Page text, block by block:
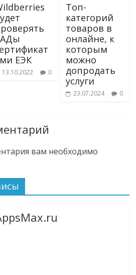
ЕЭК
13.10.2022 0
Топ-
категорий
товаров в
онлайне, к
которым
можно
допродать
услуги
23.07.2024 0
вам необходимо